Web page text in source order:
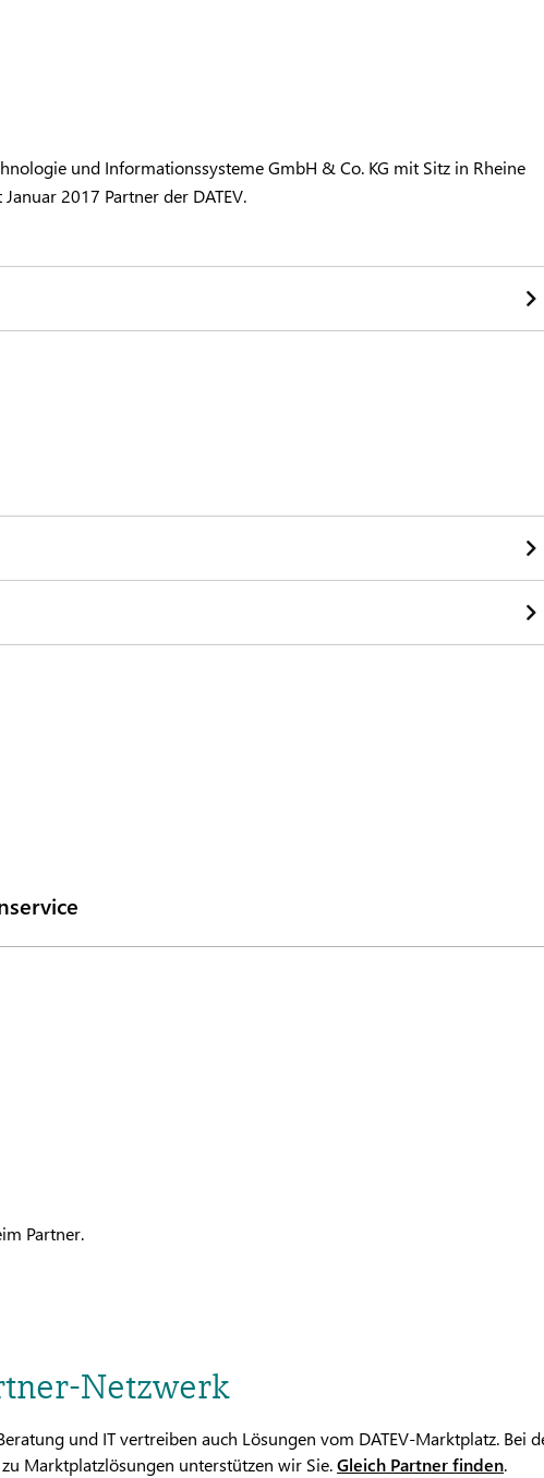
und Informationssysteme GmbH & Co. KG mit Sitz in Rheine
2017 Partner der DATEV.
Partner.
Netzwerk
und IT vertreiben auch Lösungen vom DATEV-Marktplatz. Bei
Marktplatzlösungen unterstützen wir Sie.Gleich Partner finden.